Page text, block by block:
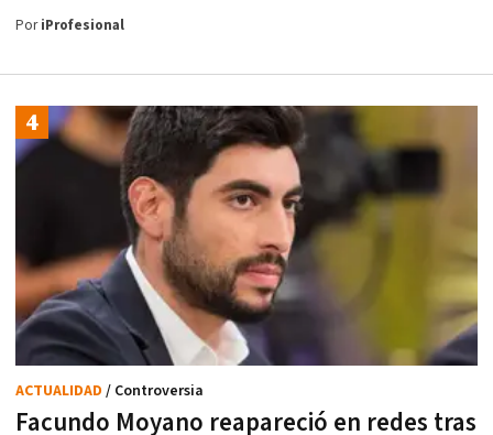
PoriProfesional
Facundo Moyano reapareció en redes tras
ACTUALIDAD / Controversia